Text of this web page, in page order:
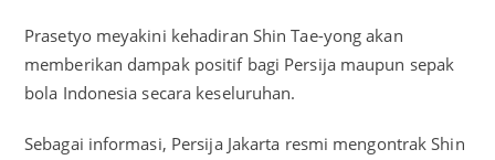
Prasetyo meyakini kehadiran Shin Tae-yong akan
memberikan dampak positif bagi Persija maupun sepak
bola Indonesia secara keseluruhan.
Sebagai informasi, Persija Jakarta resmi mengontrak Shin